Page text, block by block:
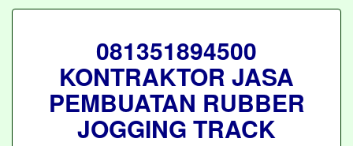
081351894500
KONTRAKTOR JASA
PEMBUATAN RUBBER
JOGGING TRACK